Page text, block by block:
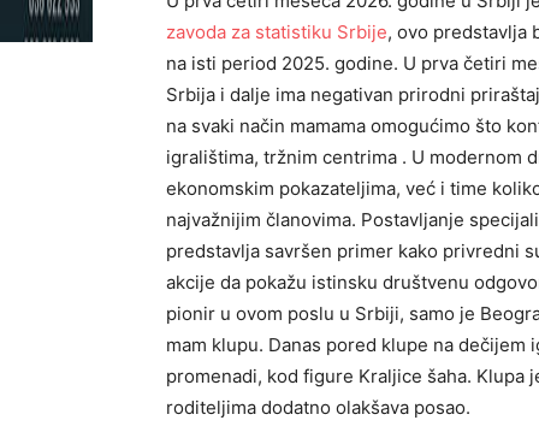
zavoda za statistiku Srbije, ovo predstavlja
na isti period 2025. godine. U prva četiri
Srbija i dalje ima negativan prirodni
na svaki način mamama omogućimo što
igralištima, tržnim centrima . U modernom
ekonomskim pokazateljima, već i time
najvažnijim članovima. Postavljanje
predstavlja savršen primer kako privredni
akcije da pokažu istinsku društvenu
pionir u ovom poslu u Srbiji, samo je
mam klupu. Danas pored klupe na
promenadi, kod figure Kraljice šaha. Klupa
roditeljima dodatno olakšava posao.